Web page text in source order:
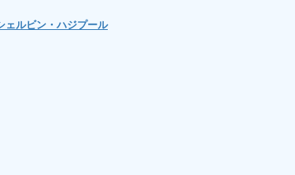
ェルビン・ハジプール